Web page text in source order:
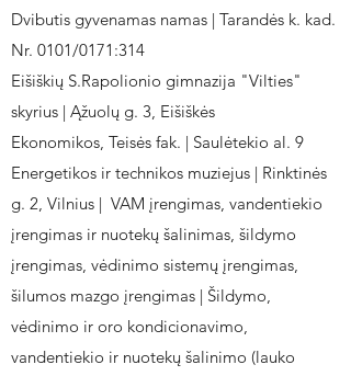
Dvibutis gyvenamas namas | Tarandės k. kad.
Nr. 0101/0171:314
Eišiškių S.Rapolionio gimnazija "Vilties"
skyrius | Ąžuolų g. 3, Eišiškės
Ekonomikos, Teisės fak. | Saulėtekio al. 9
Energetikos ir technikos muziejus | Rinktinės
g. 2, Vilnius | VAM įrengimas, vandentiekio
įrengimas ir nuotekų šalinimas, šildymo
įrengimas, vėdinimo sistemų įrengimas,
šilumos mazgo įrengimas | Šildymo,
vėdinimo ir oro kondicionavimo,
vandentiekio ir nuotekų šalinimo (lauko